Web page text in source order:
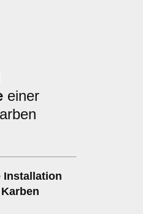
einer
Installation